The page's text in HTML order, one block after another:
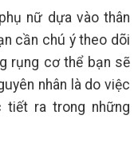
nữ dựa vào thân
cần chú ý theo dõi
rụng cơ thể bạn sẽ
nhân là do việc
tiết ra trong những